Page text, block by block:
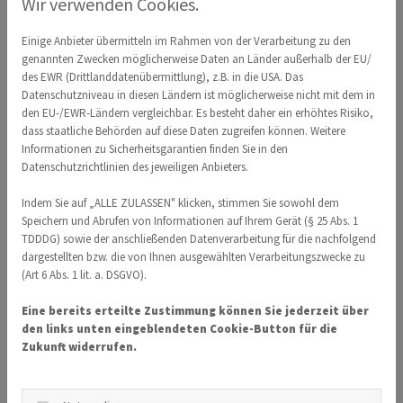
Wichtigste Erfolge
Junioren C
2024
Einige Anbieter übermitteln im Rahmen von der Verarbeitung zu den
genannten Zwecken möglicherweise Daten an Länder außerhalb der EU/
des EWR (Drittlanddatenübermittlung), z.B. in die USA. Das
Datenschutzniveau in diesen Ländern ist möglicherweise nicht mit dem in
den EU-/EWR-Ländern vergleichbar. Es besteht daher ein erhöhtes Risiko,
dass staatliche Behörden auf diese Daten zugreifen können. Weitere
Informationen zu Sicherheitsgarantien finden Sie in den
Datenschutzrichtlinien des jeweiligen Anbieters.
Indem Sie auf „ALLE ZULASSEN" klicken, stimmen Sie sowohl dem
Speichern und Abrufen von Informationen auf Ihrem Gerät (§ 25 Abs. 1
TDDDG) sowie der anschließenden Datenverarbeitung für die nachfolgend
dargestellten bzw. die von Ihnen ausgewählten Verarbeitungszwecke zu
(Art 6 Abs. 1 lit. a. DSGVO).
Eine bereits erteilte Zustimmung können Sie jederzeit über
den links unten eingeblendeten Cookie-Button für die
Zukunft widerrufen.